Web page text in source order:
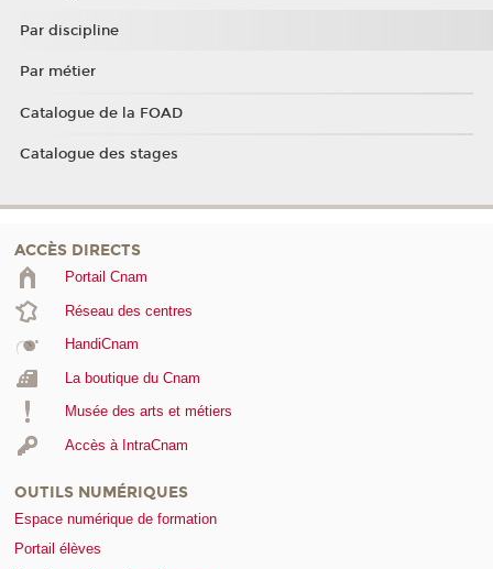
Par discipline
Par métier
Catalogue de la FOAD
Catalogue des stages
ACCÈS DIRECTS
Portail Cnam
Réseau des centres
HandiCnam
La boutique du Cnam
Musée des arts et métiers
Accès à IntraCnam
OUTILS NUMÉRIQUES
Espace numérique de formation
Portail élèves